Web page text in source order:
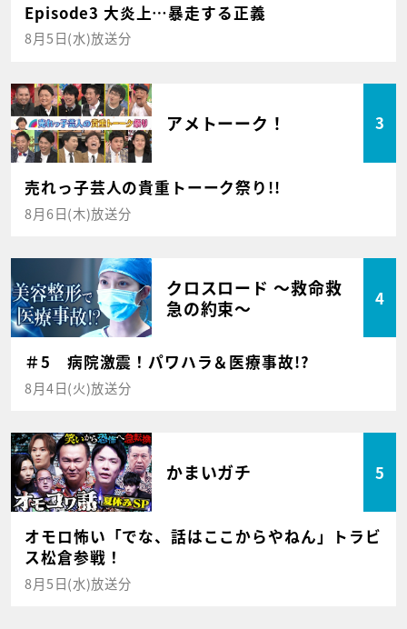
Episode3 大炎上…暴走する正義
8月5日(水)放送分
アメトーーク！ 3
売れっ子芸人の貴重トーーク祭り!!
8月6日(木)放送分
クロスロード ～救命救
急の約束～
4
＃5 病院激震！パワハラ＆医療事故!?
8月4日(火)放送分
かまいガチ 5
オモロ怖い「でな、話はここからやねん」トラビ
ス松倉参戦！
8月5日(水)放送分